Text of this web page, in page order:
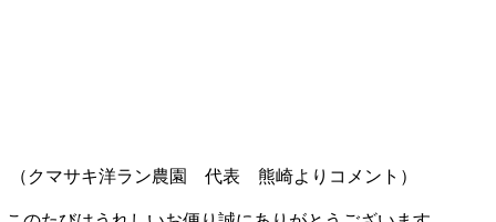
（クマサキ洋ラン農園 代表 熊崎よりコメント ）